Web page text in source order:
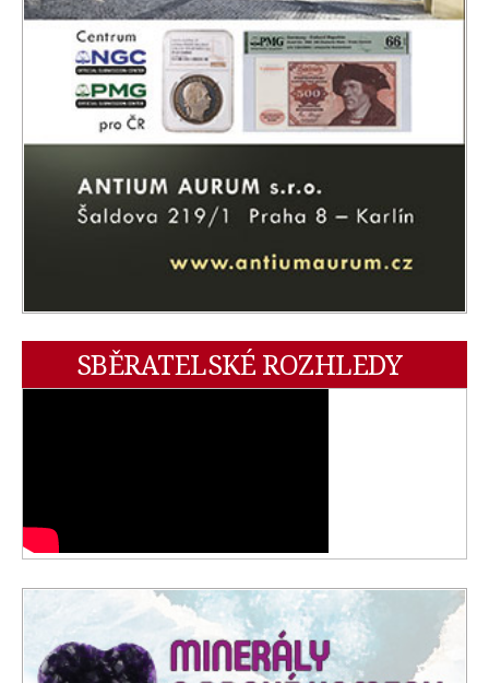
SBĚRATELSKÉ ROZHLEDY